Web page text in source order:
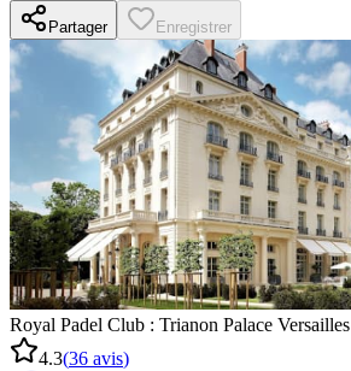
Partager Enregistrer
Royal Padel Club : Trianon Palace Versailles
4.3(36 avis)